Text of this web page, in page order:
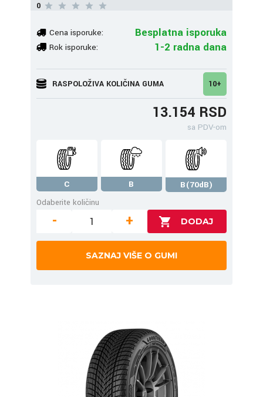
0
Cena isporuke: Besplatna isporuka
Rok isporuke: 1-2 radna dana
RASPOLOŽIVA KOLIČINA GUMA 10+
13.154 RSD
sa PDV-om
C B
B(70dB)
Odaberite količinu
- +
SAZNAJ VIŠE O GUMI